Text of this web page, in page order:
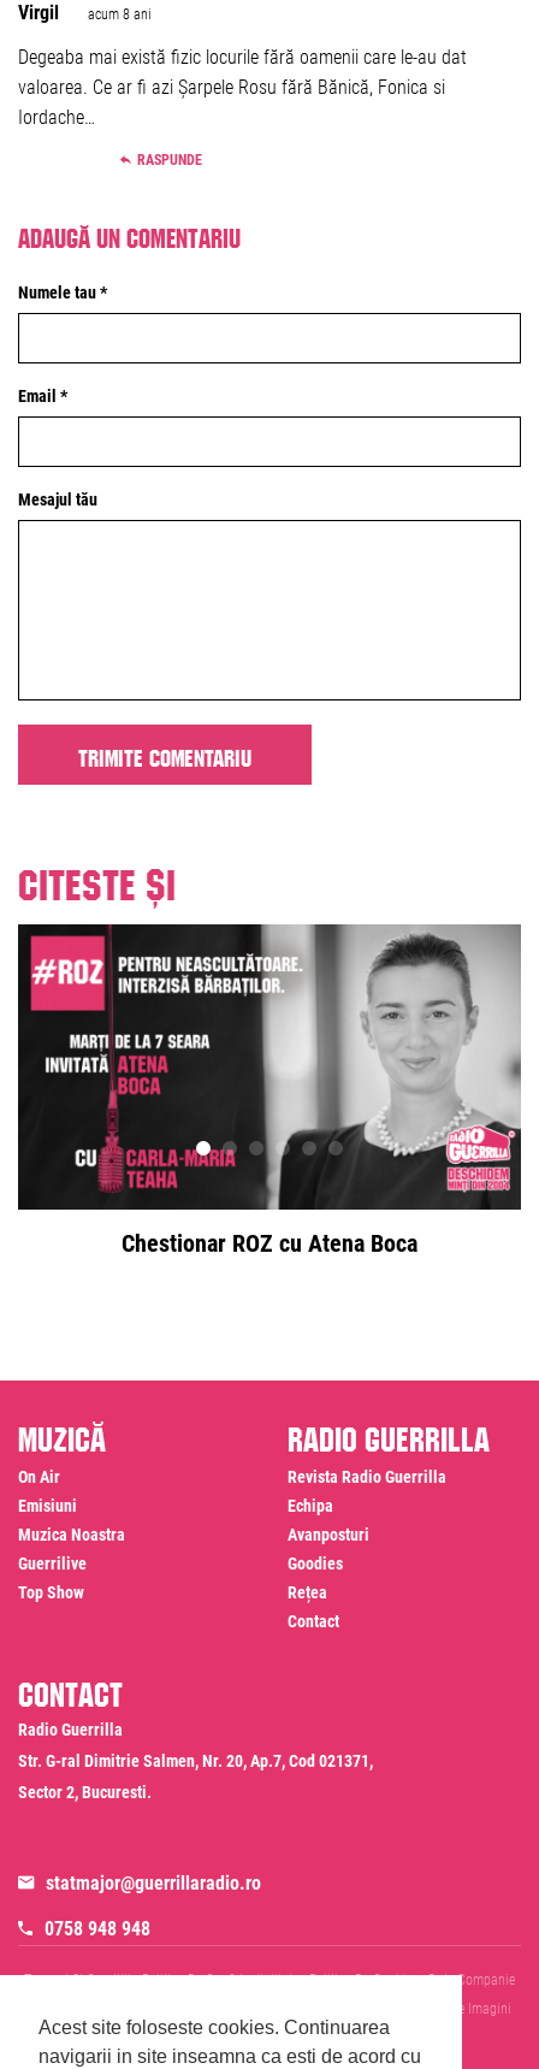
Acest site foloseste cookies. Continuarea
navigarii in site inseamna ca esti de acord cu
Virgil acum 8 ani
Degeaba mai există fizic locurile fără oamenii care le-au dat
valoarea. Ce ar fi azi Șarpele Rosu fără Bănică, Fonica si
Iordache…
RASPUNDE
Adaugă un comentariu
Numele tau *
Email *
Mesajul tău
Citeste și
Chestionar ROZ cu Atena Boca
Muzică
On Air
Emisiuni
Muzica Noastra
Guerrilive
Top Show
Radio Guerrilla
Revista Radio Guerrilla
Echipa
Avanposturi
Goodies
Rețea
Contact
Contact
Radio Guerrilla
Str. G-ral Dimitrie Salmen, Nr. 20, Ap.7, Cod 021371,
Sector 2, Bucuresti.
statmajor@guerrillaradio.ro
0758 948 948
Termeni Si Conditii Politica De Confidentialitate Politica De Cookies
Date Companie
Informare Prelucrare Imagini
Evenimente
Cod Deontologic